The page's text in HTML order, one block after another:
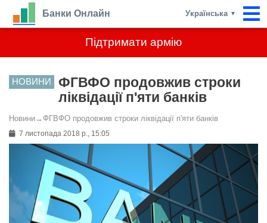
Підтримати армію
Банки Онлайн Українська ▼
НОВИНИ
ФГВФО продовжив строки
ліквідації п'яти банків
Новини→ ФГВФО продовжив строки ліквідації п'яти банків
7 листопада 2018 р., 15:05